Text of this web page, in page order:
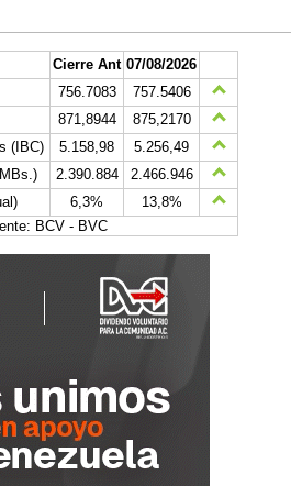
Cierre Ant 07/08/2026
756.7083
757.5406
871,8944
875,2170
(IBC)
5.158,98
5.256,49
2.390.884
2.466.946
6,3%
13,8%
BCV - BVC